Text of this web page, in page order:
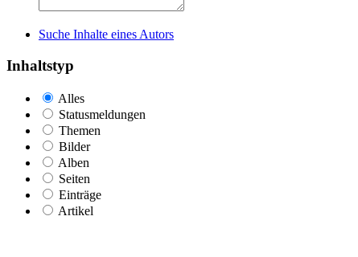
Suche Inhalte eines Autors
Inhaltstyp
Alles
Statusmeldungen
Themen
Bilder
Alben
Seiten
Einträge
Artikel